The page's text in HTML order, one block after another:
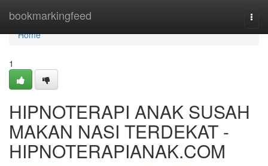
bookmarkingfeed
Home
Home
1
HIPNOTERAPI ANAK SUSAH
MAKAN NASI TERDEKAT -
HIPNOTERAPIANAK.COM